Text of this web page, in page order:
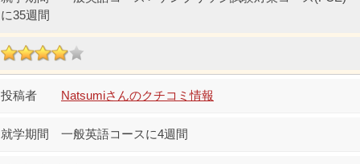
に35週間
Natsumiさんのクチコミ情報
一般英語コースに4週間